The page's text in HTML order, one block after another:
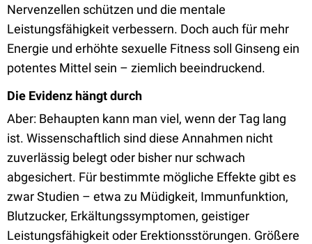
Nervenzellen schützen und die mentale
Leistungsfähigkeit verbessern. Doch auch für mehr
Energie und erhöhte sexuelle Fitness soll Ginseng ein
potentes Mittel sein – ziemlich beeindruckend.
Die Evidenz hängt durch
Aber: Behaupten kann man viel, wenn der Tag lang
ist. Wissenschaftlich sind diese Annahmen nicht
zuverlässig belegt oder bisher nur schwach
abgesichert. Für bestimmte mögliche Effekte gibt es
zwar Studien – etwa zu Müdigkeit, Immunfunktion,
Blutzucker, Erkältungssymptomen, geistiger
Leistungsfähigkeit oder Erektionsstörungen. Größere